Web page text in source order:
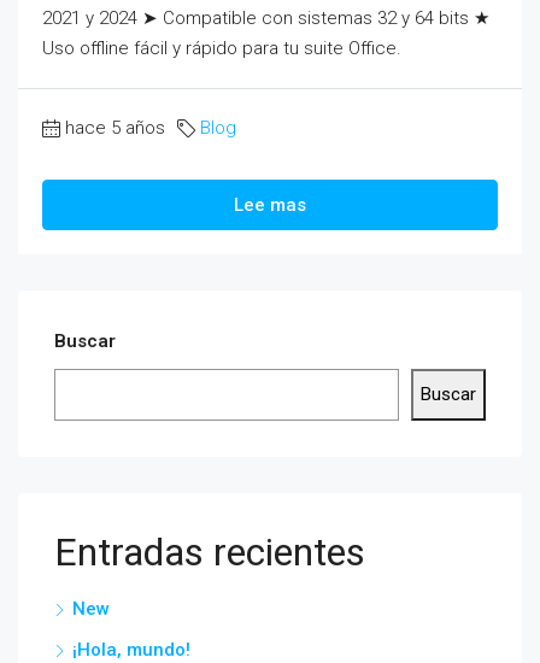
2021 y 2024 ➤ Compatible con sistemas 32 y 64 bits ★
Uso offline fácil y rápido para tu suite Office.
hace 5 años Blog
Lee mas
Buscar
Buscar
Entradas recientes
New
¡Hola, mundo!